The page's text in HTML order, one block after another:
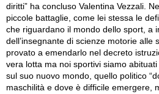
diritti” ha concluso Valentina Vezzali.
piccole battaglie, come lei stessa le
che riguardano il mondo dello sport, a
dell’insegnante di scienze motorie alle
provato a emendarlo nel decreto
vera lotta ma noi sportivi siamo
sul suo nuovo mondo, quello politico
maschilità e dove è difficile emergere,